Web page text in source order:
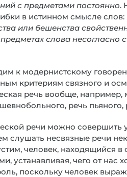
с предметами постоянно.
в истинном смысле слов:
или бешенства
слова несогласно
к модернистскому
критериям связного и
речь вообще, например,
речь
речи можно совершить
слушать несвязные речи
человек, находящийся
чего от нас
поскольку человек